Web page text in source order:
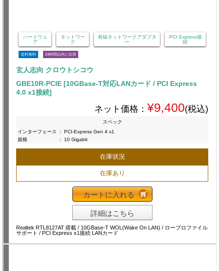
ハードウェ
ア
ネットワー
ク
有線ネットワークアダプタ
ー
PCI Express接
続
送料無料 24時間以内に出荷
玄人志向 クロウトシコウ
GBE10R-PCIE [10GBase-T対応LANカード / PCI Express
4.0 x1接続]
ネット価格： ¥9,400(税込)
スペック
インターフェース
:
PCI-Express Gen 4 x1
規格
: 10 Gigabit
在庫状況
在庫あり
カートに入れる
詳細はこちら
Realtek RTL8127AT 搭載 / 10GBase-T WOL(Wake On LAN) / ロープロファイル
サポート / PCI Express x1接続 LANカード